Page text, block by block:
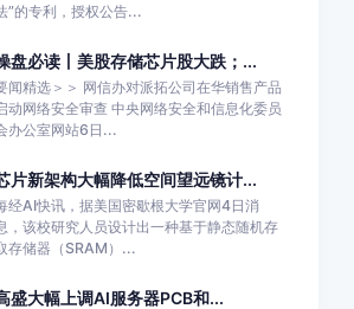
”的专利，授权公告...
盘必读丨美股存储芯片股大跌；...
闻精选＞＞ 网信办对派拓公司在华销售产品
动网络安全审查 中央网络安全和信息化委员
办公室网站6日...
片新架构大幅降低空间望远镜计...
经AI快讯，据美国密歇根大学官网4日消
，该校研究人员设计出一种基于静态随机存
存储器（SRAM）...
盛大幅上调AI服务器PCB和...